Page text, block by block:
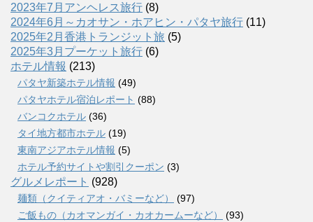
2023年7月アンヘレス旅行 (8)
2024年6月～カオサン・ホアヒン・パタヤ旅行 (11)
2025年2月香港トランジット旅 (5)
2025年3月プーケット旅行 (6)
ホテル情報 (213)
パタヤ新築ホテル情報 (49)
パタヤホテル宿泊レポート (88)
バンコクホテル (36)
タイ地方都市ホテル (19)
東南アジアホテル情報 (5)
ホテル予約サイトや割引クーポン (3)
グルメレポート (928)
麺類（クイティアオ・バミーなど）
(97)
ご飯もの（カオマンガイ・カオカームーなど）
(93)